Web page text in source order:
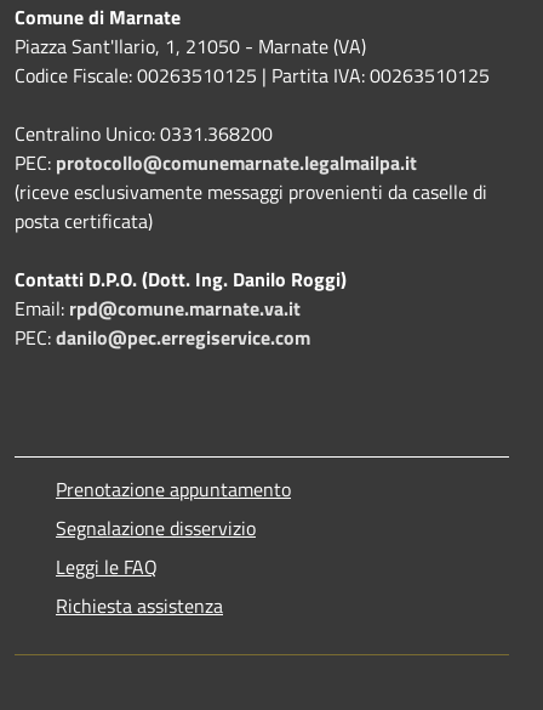
Comune di Marnate
Piazza Sant'Ilario, 1, 21050 - Marnate (VA)
Codice Fiscale: 00263510125 | Partita IVA: 00263510125
Centralino Unico: 0331.368200
PEC: protocollo@comunemarnate.legalmailpa.it
(riceve esclusivamente messaggi provenienti da caselle di
posta certificata)
Contatti D.P.O. (Dott. Ing. Danilo Roggi)
Email: rpd@comune.marnate.va.it
PEC:danilo@pec.erregiservice.com
Prenotazione appuntamento
Segnalazione disservizio
Leggi le FAQ
Richiesta assistenza